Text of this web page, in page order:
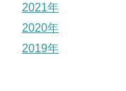
2021年
2020年
2019年